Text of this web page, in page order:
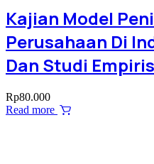
Kajian Model
Perusahaan Di
Dan Studi Empiris
Rp80.000
Read more